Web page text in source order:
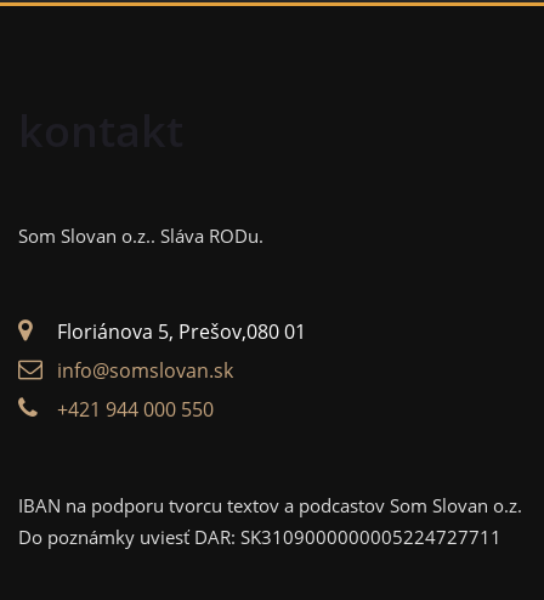
Som Slovan o.z.. Sláva RODu.
Floriánova 5, Prešov,080 01
info@somslovan.sk
+421 944 000 550
IBAN na podporu tvorcu textov a podcastov Som Slovan o.z.
Do poznámky uviesť DAR: SK3109000000005224727711